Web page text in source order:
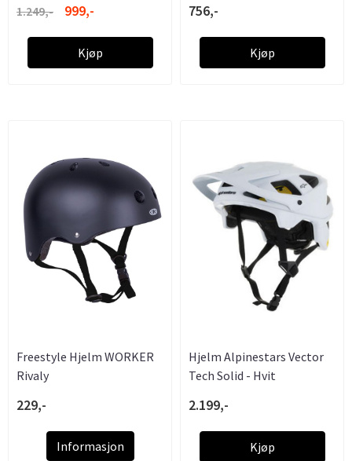
1.249,-
999,-
Kjøp
756,-
Kjøp
Freestyle Hjelm WORKER
Rivaly
229,-
Informasjon
Hjelm Alpinestars Vector
Tech Solid - Hvit
2.199,-
Kjøp